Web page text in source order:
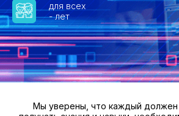
для всех
- лет
Мы уверены, что каждый должен